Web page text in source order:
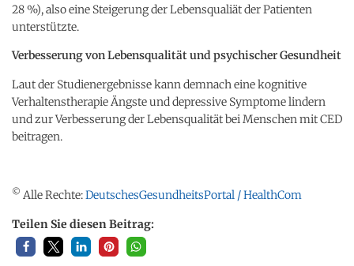
28 %), also eine Steigerung der Lebensqualiät der Patienten
unterstützte.
Verbesserung von Lebensqualität und psychischer Gesundheit
Laut der Studienergebnisse kann demnach eine kognitive
Verhaltenstherapie Ängste und depressive Symptome lindern
und zur Verbesserung der Lebensqualität bei Menschen mit CED
beitragen.
© Alle Rechte:DeutschesGesundheitsPortal / HealthCom
Teilen Sie diesen Beitrag: